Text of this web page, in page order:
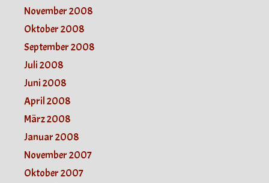
November 2008
Oktober 2008
September 2008
Juli 2008
Juni 2008
April 2008
März 2008
Januar 2008
November 2007
Oktober 2007